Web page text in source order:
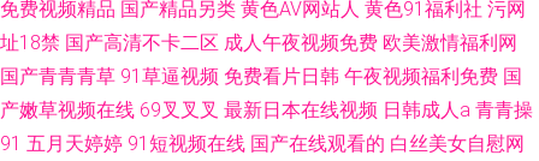
免费视频精品 国产精品另类 黄色AV网站人 黄色91福利社 污网
址18禁 国产高清不卡二区 成人午夜视频免费 欧美激情福利网
国产青青青草 91草逼视频 免费看片日韩 午夜视频福利免费 国
产嫩草视频在线 69叉叉叉 最新日本在线视频 日韩成人a 青青操
91 五月天婷婷 91短视频在线 国产在线观看的 白丝美女自慰网